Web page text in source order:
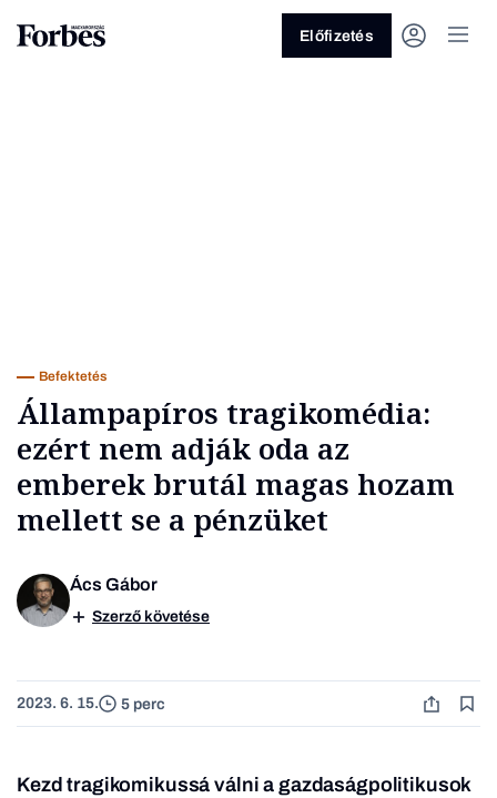
Előfizetés
Befektetés
Állampapíros tragikomédia:
ezért nem adják oda az
emberek brutál magas hozam
mellett se a pénzüket
Ács Gábor
Szerző követése
2023. 6. 15. 5 perc
Kezd tragikomikussá válni a gazdaságpolitikusok